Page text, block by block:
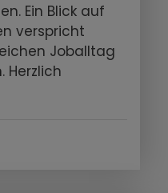
Ein Blick auf
verspricht
Joballtag
Herzlich